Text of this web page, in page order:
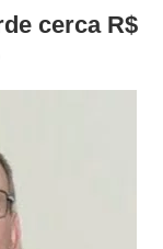
cerca R$